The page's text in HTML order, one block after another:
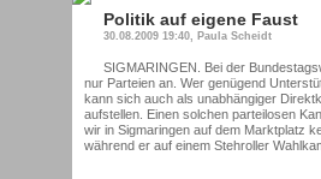
Politik auf eigene Faust
30.08.2009 19:40, Paula Scheidt
SIGMARINGEN. Bei der
nur Parteien an. Wer genügend
kann sich auch als unabhängiger
aufstellen. Einen solchen parteilosen
wir in Sigmaringen auf dem Marktplatz
während er auf einem Stehroller